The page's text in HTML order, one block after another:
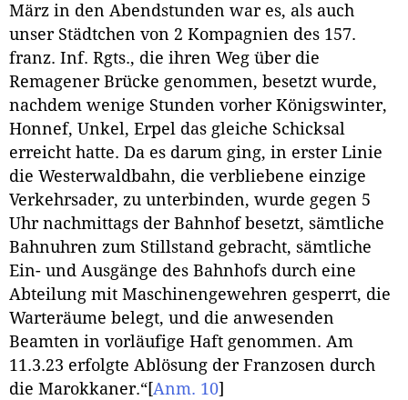
März in den Abendstunden war es, als auch
unser Städtchen von 2 Kompagnien des 157.
franz. Inf. Rgts., die ihren Weg über die
Remagener Brücke genommen, besetzt wurde,
nachdem wenige Stunden vorher Königswinter,
Honnef, Unkel, Erpel das gleiche Schicksal
erreicht hatte. Da es darum ging, in erster Linie
die Westerwaldbahn, die verbliebene einzige
Verkehrsader, zu unterbinden, wurde gegen 5
Uhr nachmittags der Bahnhof besetzt, sämtliche
Bahnuhren zum Stillstand gebracht, sämtliche
Ein- und Ausgänge des Bahnhofs durch eine
Abteilung mit Maschinengewehren gesperrt, die
Warteräume belegt, und die anwesenden
Beamten in vorläufige Haft genommen. Am
11.3.23 erfolgte Ablösung der Franzosen durch
die Marokkaner.“[Anm. 10]